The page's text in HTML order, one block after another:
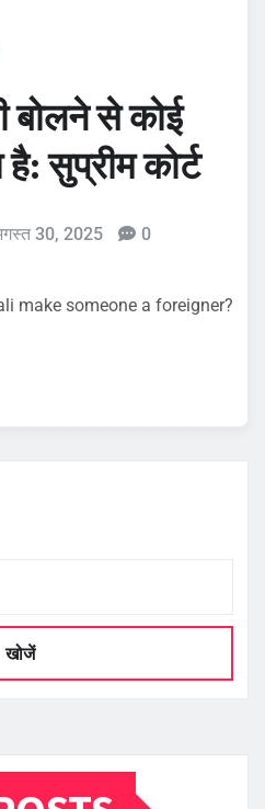
बोलने से कोई
सुप्रीम कोर्ट
30, 2025 0
make someone a foreigner?
खोजें